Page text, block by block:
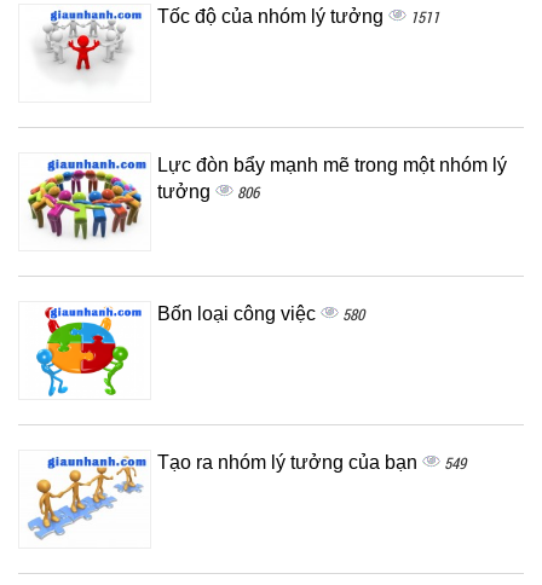
Tốc độ của nhóm lý tưởng 1511
Lực đòn bẩy mạnh mẽ trong một nhóm lý
tưởng
806
Bốn loại công việc 580
Tạo ra nhóm lý tưởng của bạn 549